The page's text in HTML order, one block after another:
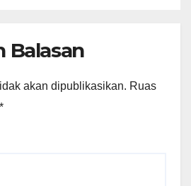
Balasan
akan dipublikasikan. Ruas
*